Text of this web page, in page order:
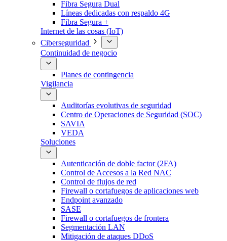
Fibra Segura Dual
Líneas dedicadas con respaldo 4G
Fibra Segura +
Internet de las cosas (IoT)
Ciberseguridad
Continuidad de negocio
Planes de contingencia
Vigilancia
Auditorías evolutivas de seguridad
Centro de Operaciones de Seguridad (SOC)
SAVIA
VEDA
Soluciones
Autenticación de doble factor (2FA)
Control de Accesos a la Red NAC
Control de flujos de red
Firewall o cortafuegos de aplicaciones web
Endpoint avanzado
SASE
Firewall o cortafuegos de frontera
Segmentación LAN
Mitigación de ataques DDoS